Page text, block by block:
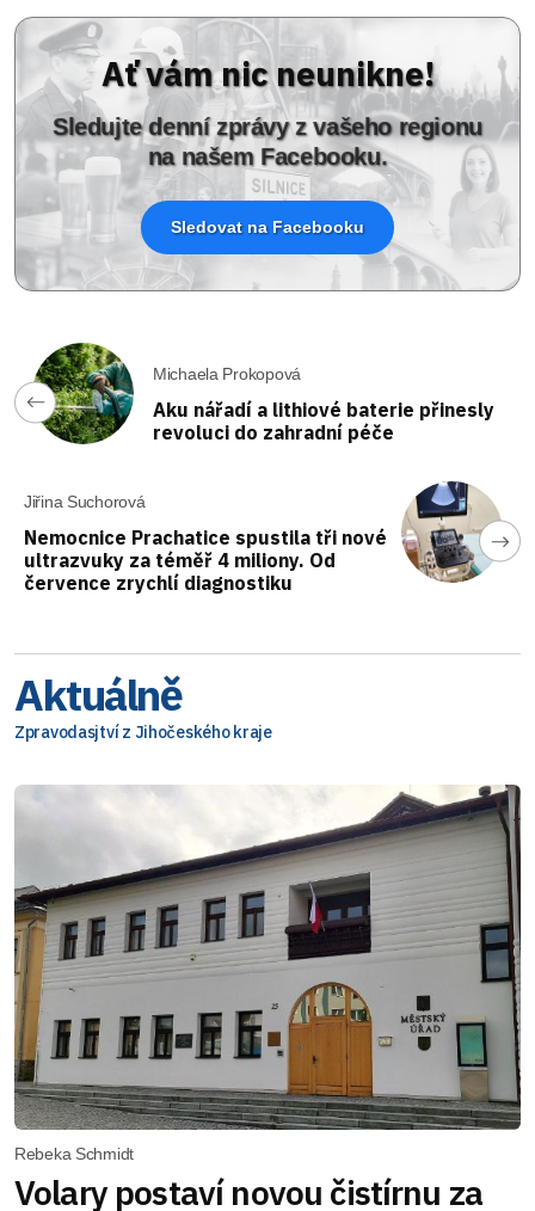
Ať vám nic neunikne!
Sledujte denní zprávy z vašeho regionu
na našem Facebooku.
Sledovat na Facebooku
Michaela Prokopová
Aku nářadí a lithiové baterie přinesly
revoluci do zahradní péče
Jiřina Suchorová
Nemocnice Prachatice spustila tři nové
ultrazvuky za téměř 4 miliony. Od
července zrychlí diagnostiku
Aktuálně
Zpravodasjtví z Jihočeského kraje
Rebeka Schmidt
Volary postaví novou čistírnu za